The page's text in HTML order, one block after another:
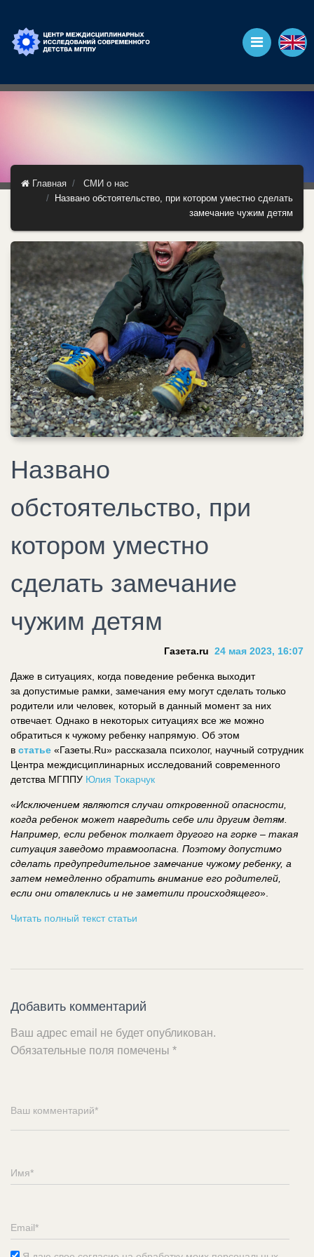
Главная
СМИ о нас
Названо обстоятельство, при котором уместно сделать
замечание чужим детям
Названо
обстоятельство, при
котором уместно
сделать замечание
чужим детям
Газета.ru 24 мая 2023, 16:07
Даже в ситуациях, когда поведение ребенка выходит
за допустимые рамки, замечания ему могут сделать только
родители или человек, который в данный момент за них
отвечает. Однако в некоторых ситуациях все же можно
обратиться к чужому ребенку напрямую. Об этом
в статье «Газеты.Ru» рассказала психолог, научный сотрудник
Центра междисциплинарных исследований современного
детства МГППУ Юлия Токарчук
«Исключением являются случаи откровенной опасности,
когда ребенок может навредить себе или другим детям.
Например, если ребенок толкает другого на горке – такая
ситуация заведомо травмоопасна. Поэтому допустимо
сделать предупредительное замечание чужому ребенку, а
затем немедленно обратить внимание его родителей,
если они отвлеклись и не заметили происходящего».
Читать полный текст статьи
Добавить комментарий
Ваш адрес email не будет опубликован.
Обязательные поля помечены *